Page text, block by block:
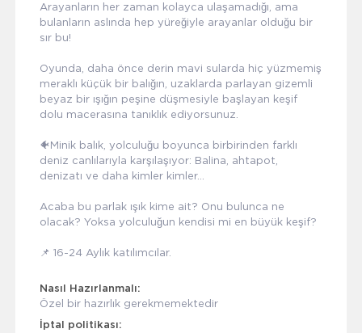
Arayanların her zaman kolayca ulaşamadığı, ama
bulanların aslında hep yüreğiyle arayanlar olduğu bir
sır bu!
Oyunda, daha önce derin mavi sularda hiç yüzmemiş
meraklı küçük bir balığın, uzaklarda parlayan gizemli
beyaz bir ışığın peşine düşmesiyle başlayan keşif
dolu macerasına tanıklık ediyorsunuz.
🐠Minik balık, yolculuğu boyunca birbirinden farklı
deniz canlılarıyla karşılaşıyor: Balina, ahtapot,
denizatı ve daha kimler kimler…
Acaba bu parlak ışık kime ait? Onu bulunca ne
olacak? Yoksa yolculuğun kendisi mi en büyük keşif?
📌 16-24 Aylık katılımcılar.
Nasıl Hazırlanmalı:
Özel bir hazırlık gerekmemektedir
İptal politikası: